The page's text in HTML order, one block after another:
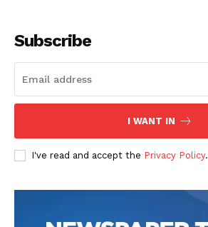
Subscribe
I WANT IN
I've read and accept the Privacy Policy.